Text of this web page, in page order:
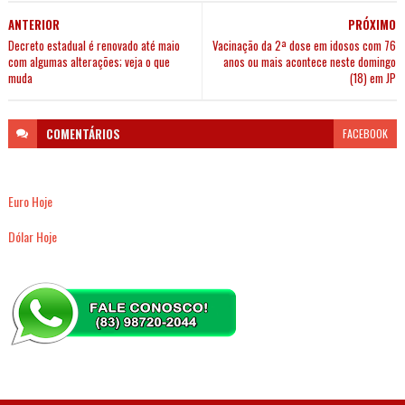
PRÓXIMO
Vacinação da 2ª dose em idosos com 76
anos ou mais acontece neste domingo
(18) em JP
ANTERIOR
Decreto estadual é renovado até maio
com algumas alterações; veja o que
muda
COMENTÁRIOS FACEBOOK
Euro Hoje
Dólar Hoje